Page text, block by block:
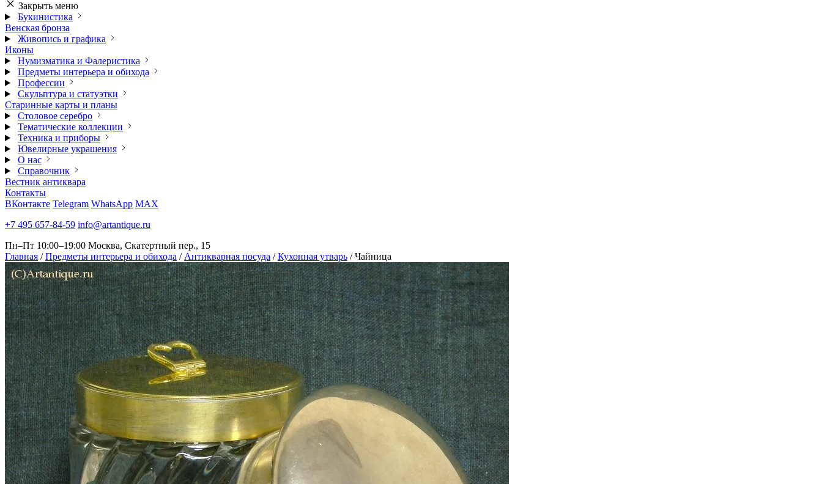
Закрыть меню
Букинистика
Венская бронза
Живопись и графика
Иконы
Нумизматика и Фалеристика
Предметы интерьера и обихода
Профессии
Скульптура и статуэтки
Старинные карты и планы
Столовое серебро
Тематические коллекции
Техника и приборы
Ювелирные украшения
О нас
Справочник
Вестник антиквара
Контакты
ВКонтакте Telegram WhatsApp MAX
+7 495 657-84-59 info@artantique.ru
Пн–Пт 10:00–19:00 Москва, Скатертный пер., 15
Главная / Предметы интерьера и обихода / Антикварная посуда / Кухонная утварь / Чайница